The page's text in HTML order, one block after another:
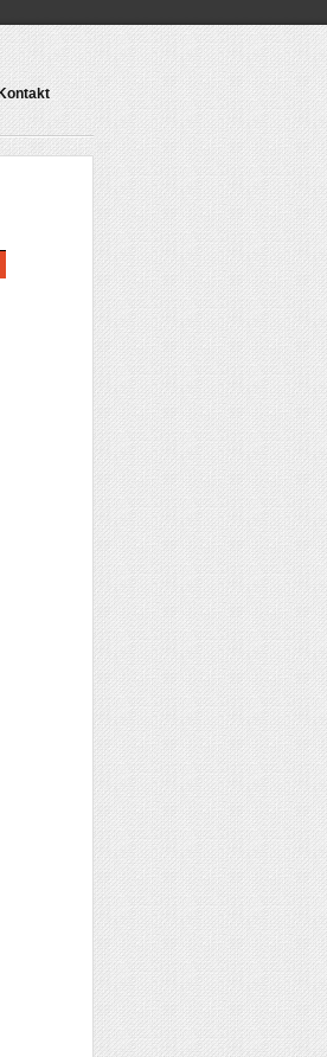
Kontakt